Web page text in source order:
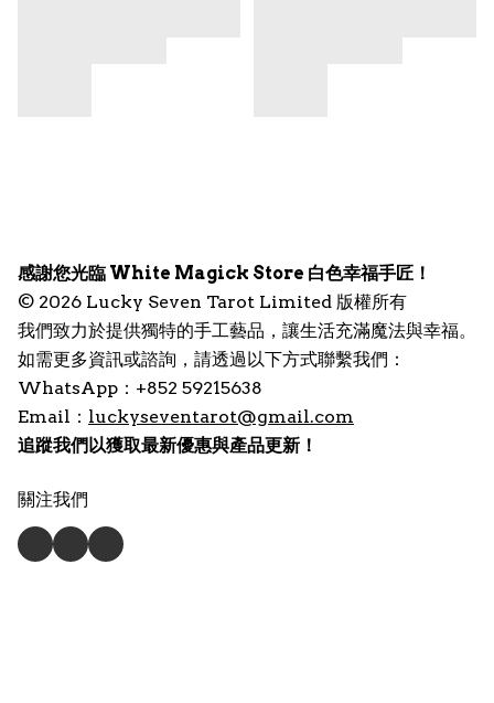
感謝您光臨 White Magick Store 白色幸福手匠！
© 2026 Lucky Seven Tarot Limited 版權所有
我們致力於提供獨特的手工藝品，讓生活充滿魔法與幸福。
如需更多資訊或諮詢，請透過以下方式聯繫我們：
WhatsApp：+852 59215638
Email： luckyseventarot@gmail.com
追蹤我們以獲取最新優惠與產品更新！
關注我們